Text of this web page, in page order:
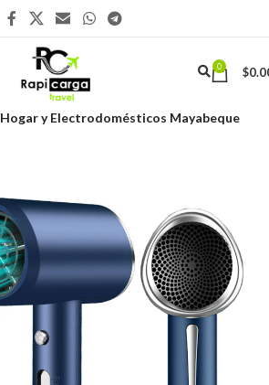
0 $
Hogar y Electrodomésticos Mayabeque